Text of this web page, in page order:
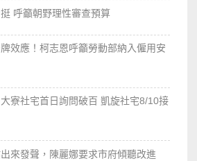
呼籲朝野理性審查預算
效應！柯志恩呼籲勞動部納入僱用安
寮社宅首日詢問破百 凱旋社宅8/10接
來發聲，陳麗娜要求市府傾聽改進